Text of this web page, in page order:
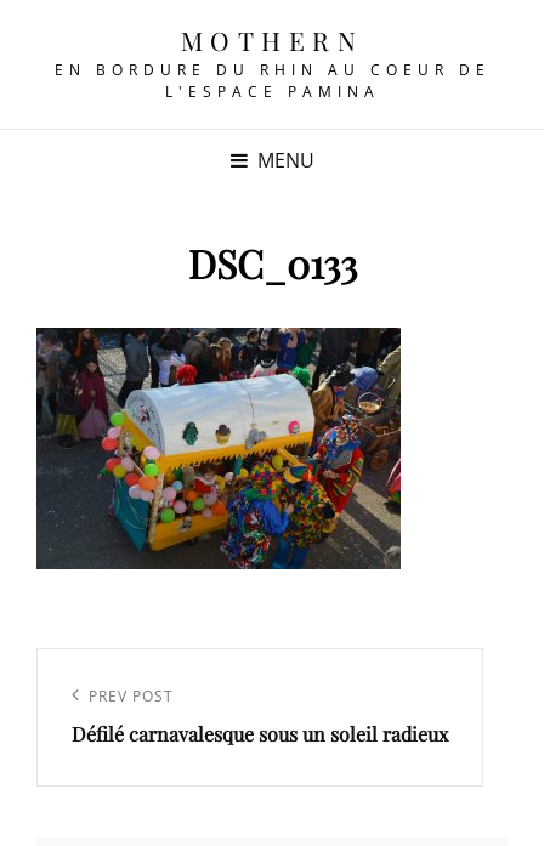
MOTHERN
EN BORDURE DU RHIN AU COEUR DE
L'ESPACE PAMINA
MENU
DSC_0133
l’article
Previous
Post
PREV POST
Défilé carnavalesque sous un soleil radieux